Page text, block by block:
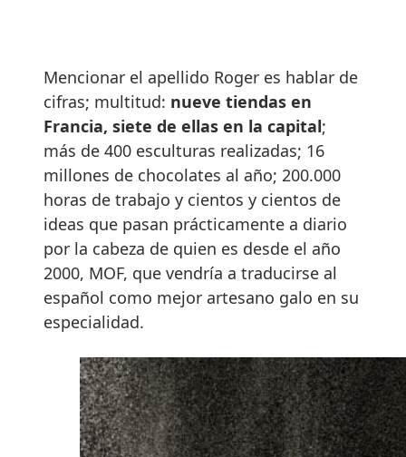
Mencionar el apellido Roger es hablar de
cifras; multitud: nueve tiendas en
Francia, siete de ellas en la capital;
más de 400 esculturas realizadas; 16
millones de chocolates al año; 200.000
horas de trabajo y cientos y cientos de
ideas que pasan prácticamente a diario
por la cabeza de quien es desde el año
2000, MOF, que vendría a traducirse al
español como mejor artesano galo en su
especialidad.